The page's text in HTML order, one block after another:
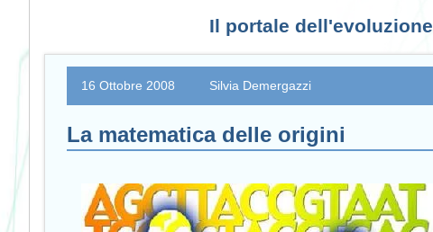
Il portale dell'evoluzione
16 Ottobre 2008 Silvia Demergazzi
La matematica delle origini